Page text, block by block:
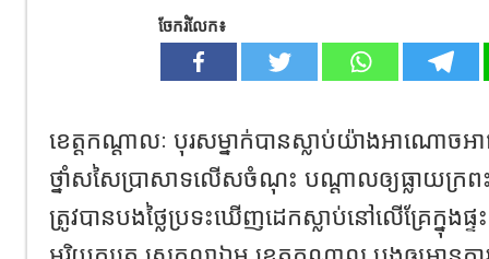
ចែករំលែក៖
ខេត្តកណ្តាលៈ បុរសម្នាក់បានស្លាប់យ៉ាងអាណោចអ
ថ្នាំសសៃប្រាសាទលើសចំណុះ បណ្តាលឲ្យធ្លាយក្រ
ត្រូវបានបងថ្លៃប្រទះឃើញដេកស្លាប់នៅលើគ្រែក្នុង